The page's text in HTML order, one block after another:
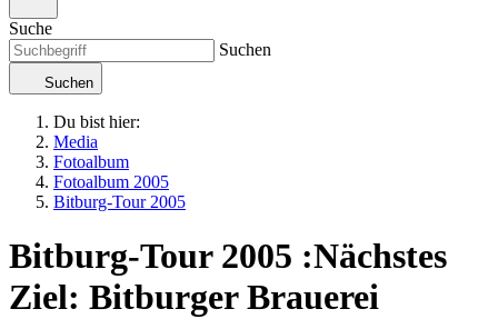
Suche
Suchen
Suchen
Du bist hier:
Media
Fotoalbum
Fotoalbum 2005
Bitburg-Tour 2005
Bitburg-Tour 2005 :Nächstes
Ziel: Bitburger Brauerei